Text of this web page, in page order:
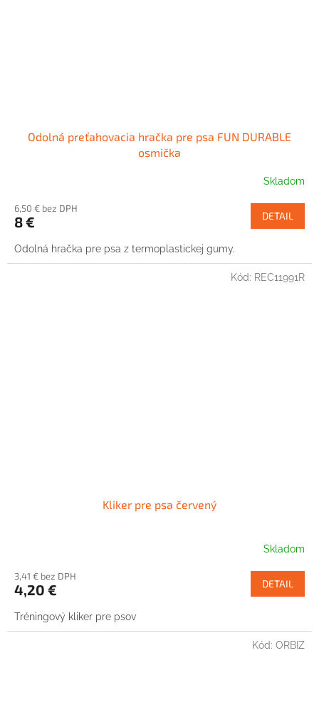
Odolná preťahovacia hračka pre psa FUN DURABLE
osmička
Skladom
6,50 € bez DPH
8 € DETAIL
Odolná hračka pre psa z termoplastickej gumy.
Kliker pre psa červený
Skladom
3,41 € bez DPH
4,20 € DETAIL
Tréningový kliker pre psov
Kód: REC11991R
Kód: ORBIZ